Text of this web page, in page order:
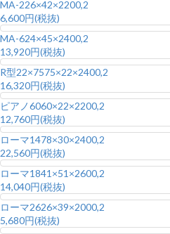
MA-226×42×2200,2
6,600円(税抜)
MA-624×45×2400,2
13,920円(税抜)
R型22×7575×22×2400,2
16,320円(税抜)
ピアノ6060×22×2200,2
12,760円(税抜)
ローマ1478×30×2400,2
22,560円(税抜)
ローマ1841×51×2600,2
14,040円(税抜)
ローマ2626×39×2000,2
5,680円(税抜)